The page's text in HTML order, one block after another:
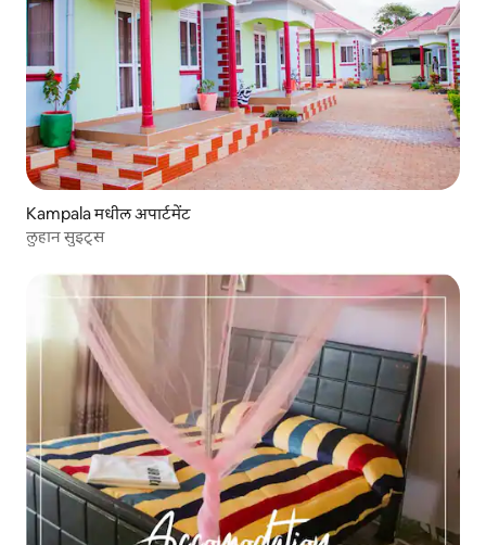
Kampala मधील अपार्टमेंट
लुहान सुइट्स